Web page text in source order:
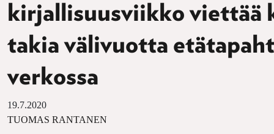
kirjallisuusviikko viettää
takia välivuotta
verkossa
19.7.2020
TUOMAS RANTANEN